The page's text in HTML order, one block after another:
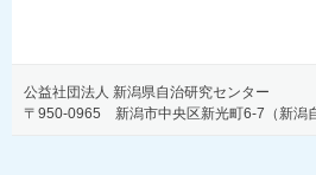
公益社団法人 新潟県自治研究センター
〒950-0965 新潟市中央区新光町6-7（新